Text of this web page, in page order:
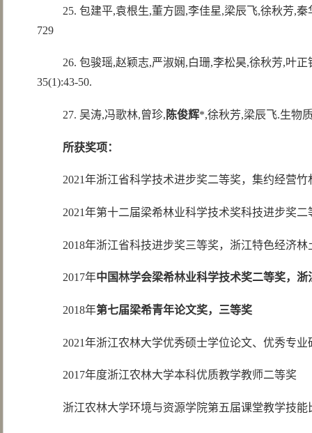
25. 包建平,袁根生,董方圆,李佳星,梁辰飞,徐秋芳,秦
729
26. 包骏瑶,赵颖志,严淑娴,白珊,李松昊,徐秋芳,叶正
35(1):43-50.
27. 吴涛,冯歌林,曾珍, 陈俊辉*,徐秋芳,梁辰飞.生物
所获奖项：
2021年浙江省科学技术进步奖二等奖，集约经营
2021年第十二届梁希林业科学技术奖科技进步奖
2018年浙江省科技进步奖三等奖，浙江特色经济
2017年中国林学会梁希林业科学技术奖二等奖，
2018年第七届梁希青年论文奖，三等奖
2021年浙江农林大学优秀硕士学位论文、优秀专
2017年度浙江农林大学本科优质教学教师二等奖
浙江农林大学环境与资源学院第五届课堂教学技能